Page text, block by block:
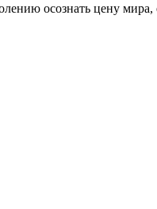
осознать цену